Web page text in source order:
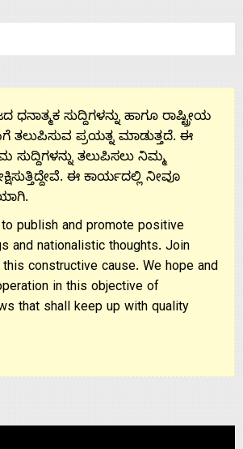
ಸುದ್ದಿಗಳನ್ನು ಹಾಗೂ ರಾಷ್ಟ್ರೀಯ
ತಲುಪಿಸುವ ಪ್ರಯತ್ನ ಮಾಡುತ್ತದೆ. ಈ
ಸುದ್ದಿಗಳನ್ನು ತಲುಪಿಸಲು ನಿಮ್ಮ
ಈ ಕಾರ್ಯದಲ್ಲಿ ನೀವೂ
publish and promote positive
and nationalistic thoughts. Join
constructive cause. We hope and
in this objective of
that shall keep up with quality